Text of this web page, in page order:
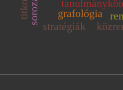
grafológia
stratégiák